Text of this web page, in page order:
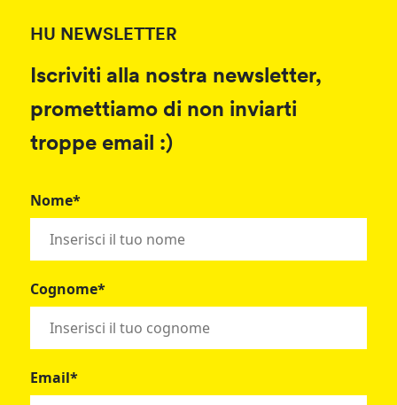
HU NEWSLETTER
Iscriviti alla nostra newsletter,
promettiamo di non inviarti
troppe email :)
Nome*
Cognome*
Email*